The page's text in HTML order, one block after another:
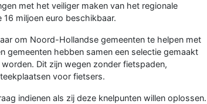
met het veiliger maken van het regionale
miljoen euro beschikbaar.
om Noord-Hollandse gemeenten te helpen met
gemeenten hebben samen een selectie gemaakt
Dit zijn wegen zonder fietspaden,
voor fietsers.
indienen als zij deze knelpunten willen oplossen.